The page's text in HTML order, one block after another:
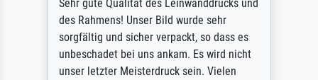
Sehr gute Qualität des Leinwanddrucks und
des Rahmens! Unser Bild wurde sehr
sorgfältig und sicher verpackt, so dass es
unbeschadet bei uns ankam. Es wird nicht
unser letzter Meisterdruck sein. Vielen